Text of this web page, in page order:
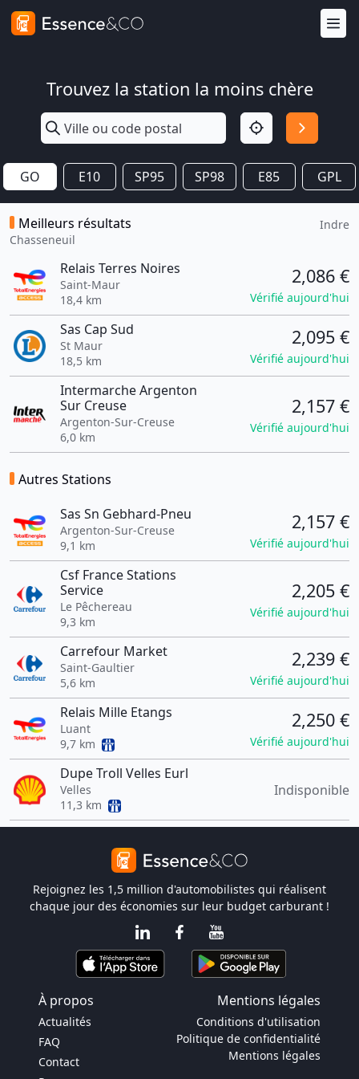
Trouvez la station la moins chère
GO E10 SP95 SP98 E85 GPL
Meilleurs résultats
Chasseneuil
Indre
Relais Terres Noires
Saint-Maur
18,4 km
2,086 €
Vérifié aujourd'hui
Sas Cap Sud
St Maur
18,5 km
2,095 €
Vérifié aujourd'hui
Intermarche Argenton
Sur Creuse
Argenton-Sur-Creuse
6,0 km
2,157 €
Vérifié aujourd'hui
Autres Stations
Sas Sn Gebhard-Pneu
Argenton-Sur-Creuse
9,1 km
2,157 €
Vérifié aujourd'hui
Csf France Stations
Service
Le Pêchereau
9,3 km
2,205 €
Vérifié aujourd'hui
Carrefour Market
Saint-Gaultier
5,6 km
2,239 €
Vérifié aujourd'hui
Relais Mille Etangs
Luant
9,7 km
2,250 €
Vérifié aujourd'hui
Dupe Troll Velles Eurl
Velles
11,3 km
Indisponible
Rejoignez les 1,5 million d'automobilistes qui réalisent
chaque jour des économies sur leur budget carburant !
À propos Mentions légales
Actualités
FAQ
Contact
Conditions d'utilisation
Politique de confidentialité
Mentions légales